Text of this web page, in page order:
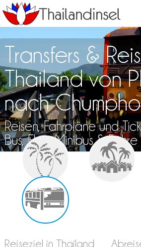
Transfers &
Thailand von
nach
Reisen, Fahrpläne und
Bus, Flug, Minibus & Fähre
Reiseziel in Thailand